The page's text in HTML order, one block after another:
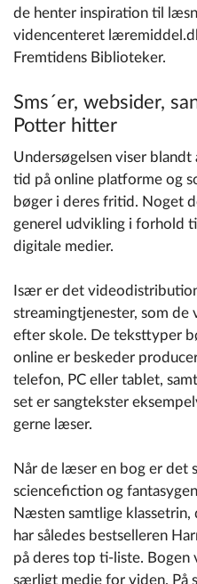
de henter inspiration til
videncenteret
Fremtidens Biblioteker.
Sms´er, websider,
Potter hitter
Undersøgelsen viser
tid på online platforme og
bøger i deres fritid. Noget
generel udvikling i forhold
digitale medier.
Især er det
streamingtjenester, som de
efter skole. De teksttyper
online er beskeder
telefon, PC eller tablet,
set er sangtekster
gerne læser.
Når de læser en bog er det
sciencefiction og
Næsten samtlige
har således bestselleren
på deres top ti-liste. Bogen
særligt medie for viden. På